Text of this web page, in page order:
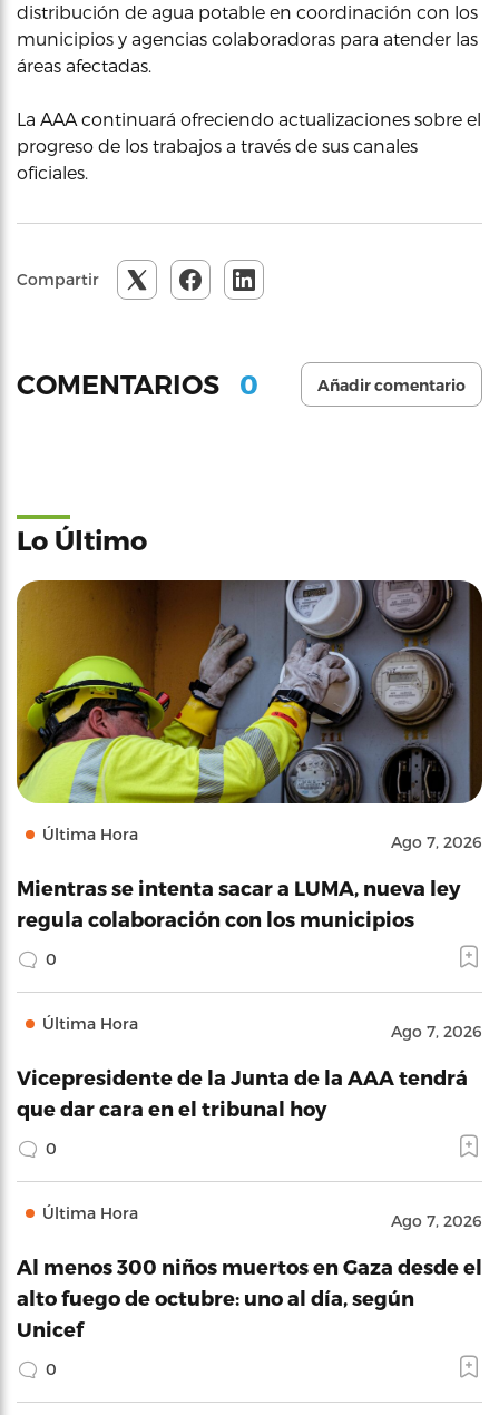
distribución de agua potable en coordinación con los
municipios y agencias colaboradoras para atender las
áreas afectadas.
La AAA continuará ofreciendo actualizaciones sobre el
progreso de los trabajos a través de sus canales
oficiales.
Compartir
COMENTARIOS 0 Añadir comentario
Lo Último
Última Hora Ago 7, 2026
Mientras se intenta sacar a LUMA, nueva ley
regula colaboración con los municipios
0
Última Hora Ago 7, 2026
Vicepresidente de la Junta de la AAA tendrá
que dar cara en el tribunal hoy
0
Última Hora Ago 7, 2026
Al menos 300 niños muertos en Gaza desde el
alto fuego de octubre: uno al día, según
Unicef
0